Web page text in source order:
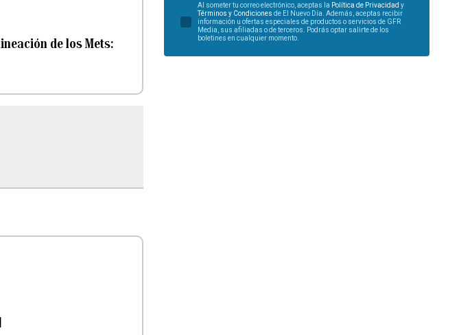
de los Mets:
Al someter tu correo electrónico, aceptas la Política de Privacidad y
Términos y Condiciones de El Nuevo Día. Además, aceptas recibir
información u ofertas especiales de productos o servicios de GFR
Media, sus afiliadas o de terceros. Podrás optar salirte de los
boletines en cualquier momento.